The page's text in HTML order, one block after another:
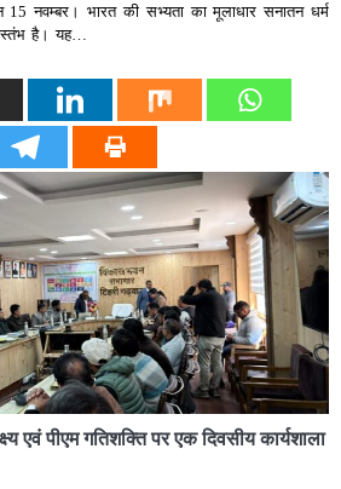
नवम्बर। भारत की सभ्यता का मूलाधार सनातन धर्म
है। यह…
एवं पीएम गतिशक्ति पर एक दिवसीय कार्यशाला